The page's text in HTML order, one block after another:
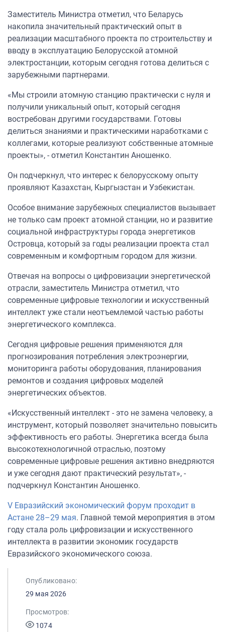
Заместитель Министра отметил, что Беларусь
накопила значительный практический опыт в
реализации масштабного проекта по строительству и
вводу в эксплуатацию Белорусской атомной
электростанции, которым сегодня готова делиться с
зарубежными партнерами.
«Мы строили атомную станцию практически с нуля и
получили уникальный опыт, который сегодня
востребован другими государствами. Готовы
делиться знаниями и практическими наработками с
коллегами, которые реализуют собственные атомные
проекты», - отметил Константин Аношенко.
Он подчеркнул, что интерес к белорусскому опыту
проявляют Казахстан, Кыргызстан и Узбекистан.
Особое внимание зарубежных специалистов вызывает
не только сам проект атомной станции, но и развитие
социальной инфраструктуры города энергетиков
Островца, который за годы реализации проекта стал
современным и комфортным городом для жизни.
Отвечая на вопросы о цифровизации энергетической
отрасли, заместитель Министра отметил, что
современные цифровые технологии и искусственный
интеллект уже стали неотъемлемой частью работы
энергетического комплекса.
Сегодня цифровые решения применяются для
прогнозирования потребления электроэнергии,
мониторинга работы оборудования, планирования
ремонтов и создания цифровых моделей
энергетических объектов.
«Искусственный интеллект - это не замена человеку, а
инструмент, который позволяет значительно повысить
эффективность его работы. Энергетика всегда была
высокотехнологичной отраслью, поэтому
современные цифровые решения активно внедряются
и уже сегодня дают практический результат», -
подчеркнул Константин Аношенко.
V Евразийский экономический форум проходит в
Астане 28–29 мая. Главной темой мероприятия в этом
году стала роль цифровизации и искусственного
интеллекта в развитии экономик государств
Евразийского экономического союза.
Опубликовано:
29 мая 2026
Просмотров:
1074